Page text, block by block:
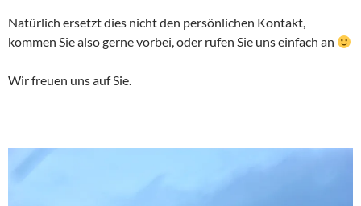
Natürlich ersetzt dies nicht den persönlichen Kontakt,
kommen Sie also gerne vorbei, oder rufen Sie uns einfach an
Wir freuen uns auf Sie.